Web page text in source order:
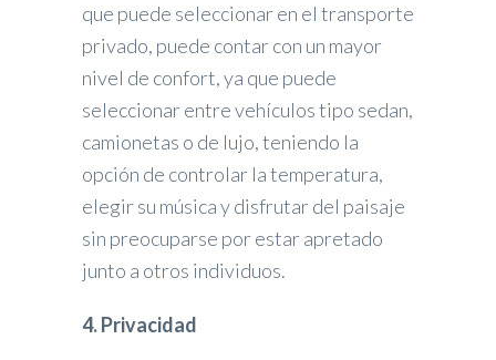
que puede seleccionar en el transporte
privado, puede contar con un mayor
nivel de confort, ya que puede
seleccionar entre vehículos tipo sedan,
camionetas o de lujo, teniendo la
opción de controlar la temperatura,
elegir su música y disfrutar del paisaje
sin preocuparse por estar apretado
junto a otros individuos.
4. Privacidad